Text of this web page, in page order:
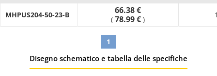
MHPUS204-50-23-B 66.38 €
( 78.99 € )
1
Disegno schematico e tabella delle specifiche